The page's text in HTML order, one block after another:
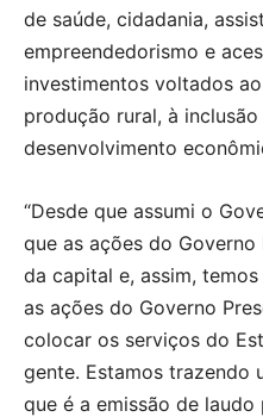
de saúde, cidadania,
empreendedorismo e
investimentos voltados
produção rural, à
desenvolvimento
“Desde que assumi o
que as ações do
da capital e, assim,
as ações do Governo
colocar os serviços do
gente. Estamos trazendo
que é a emissão de laudo